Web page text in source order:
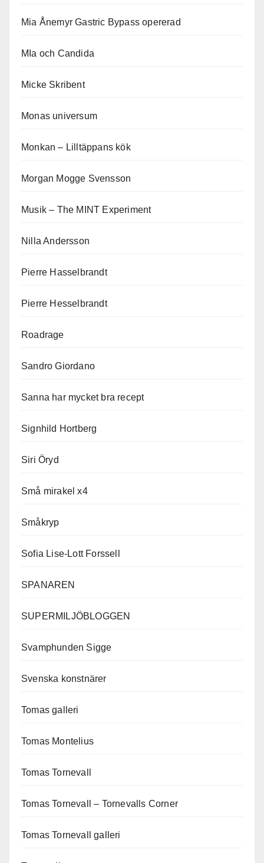
Mia Ånemyr Gastric Bypass opererad
MIa och Candida
Micke Skribent
Monas universum
Monkan – Lilltäppans kök
Morgan Mogge Svensson
Musik – The MINT Experiment
Nilla Andersson
Pierre Hasselbrandt
Pierre Hesselbrandt
Roadrage
Sandro Giordano
Sanna har mycket bra recept
Signhild Hortberg
Siri Öryd
Små mirakel x4
Småkryp
Sofia Lise-Lott Forssell
SPANAREN
SUPERMILJÖBLOGGEN
Svamphunden Sigge
Svenska konstnärer
Tomas galleri
Tomas Montelius
Tomas Tornevall
Tomas Tornevall – Tornevalls Corner
Tomas Tornevall galleri